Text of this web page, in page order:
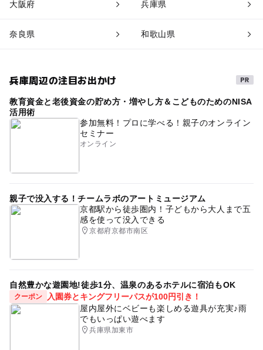
大阪府 兵庫県
奈良県 和歌山県
兵庫周辺の注目お出かけ
教育資金と老後資金の貯め方・増やし方＆こどものためのNISA
活用術
参加無料！プロに学べる！親子のオンライン
セミナー
オンライン
親子で没入する！チームラボのアートミュージアム
京都駅から徒歩圏内！子どもから大人まで五
感を使って没入できる
京都府京都市南区
自然豊かな遊園地!徒歩1分、温泉のあるホテルに宿泊もOK
クーポン
入園券とキングフリーパスが100円引き！
屋内屋外にベビーも楽しめる遊具が充実♪雨
でもいっぱい遊べます
兵庫県加東市